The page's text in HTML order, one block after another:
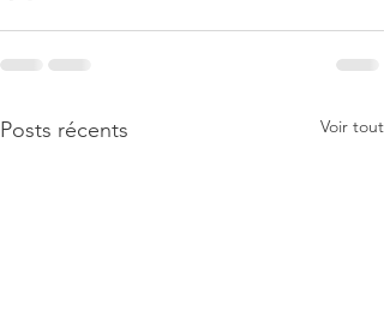
Posts récents Voir tout